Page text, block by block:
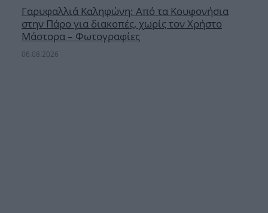
Γαρυφαλλιά Καληφώνη: Από τα Κουφονήσια
στην Πάρο για διακοπές, χωρίς τον Χρήστο
Μάστορα – Φωτογραφίες
06.08.2026